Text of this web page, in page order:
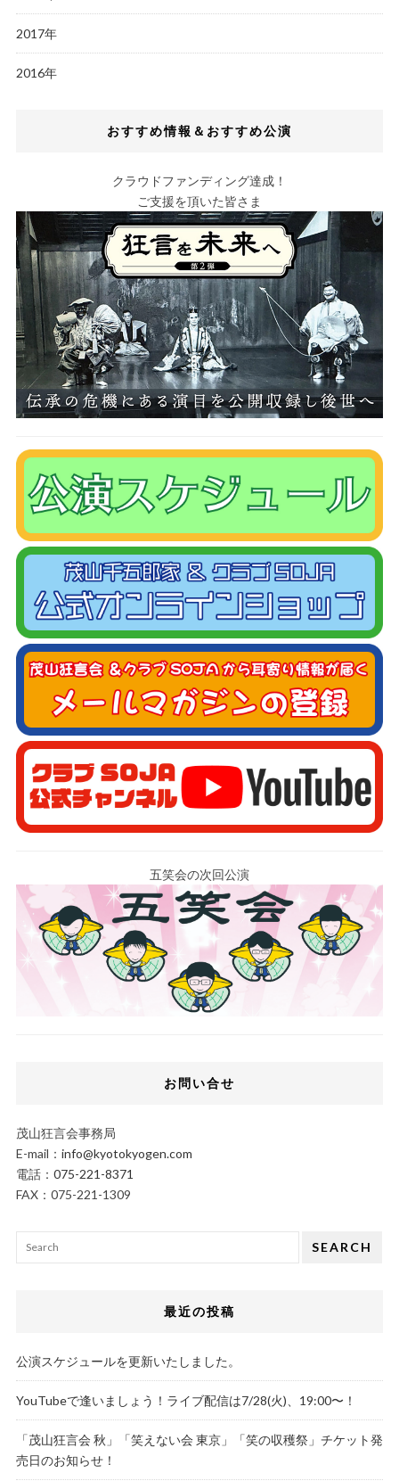
2017年
2016年
おすすめ情報＆おすすめ公演
クラウドファンディング達成！
ご支援を頂いた皆さま
五笑会の次回公演
お問い合せ
茂山狂言会事務局
E-mail： info@kyotokyogen.com
電話： 075-221-8371
FAX：075-221-1309
SEARCH
最近の投稿
公演スケジュールを更新いたしました。
YouTubeで逢いましょう！ライブ配信は7/28(火)、19:00〜！
「茂山狂言会 秋」「笑えない会 東京」「笑の収穫祭」チケット発
売日のお知らせ！